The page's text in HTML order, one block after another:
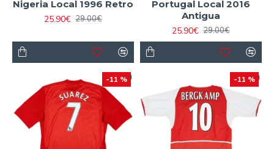
Nigeria Local 1996 Retro
25.90€ 29.00€
Portugal Local 2016
Antigua
25.90€ 29.00€
-11 % -11 %